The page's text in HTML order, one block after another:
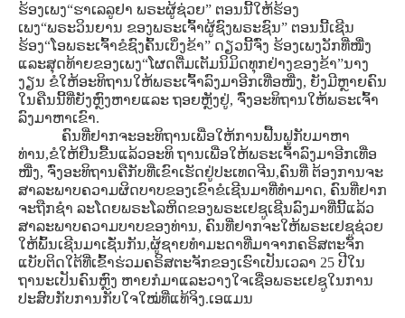
ຮ້ອງເພງ“ຮາເລລູຢາ ພຣະຜູ້ຊ່ວຍ” ຕອນນີ້ໃຫ້ຮ້ອງ
ເພງ“ພຣະວິນຍານ ຂອງພຣະເຈົ້າຜູ້ຊົງພຣະຊົນ” ຕອນນີ້ເຊີນ
ຮ້ອງ“ໂອພຣະເຈົ້າຂໍຊົງຄົ້ນເບິ່ງຂ້າ” ດຽວນີ້ຈົ່ງ ຮ້ອງເພງວັກທີ່ໜື່ງ
ແລະສຸດທ້າຍຂອງເພງ“ໂຜດຕື່ມເຕັມນິມິດທຸກຢ່າງຂອງຂ້າ”ນາງ
ງຽນ ຂໍໃຫ້ອະທິຖານໃຫ້ພຣະເຈົ້າລົງມາອີກເທື່ອໜື່ງ, ຍັງມີຫຼາຍຄົນ
ໃນຄືນນີ້ທີ່ຍັງຫຼົງຫາຍແລະ ຖອຍຫຼັງຢູ່, ຈົ່ງອະທິຖານໃຫ້ພຣະເຈົ້າ
ລົງມາຫາເຂົາ.
ຄົນທີ່ຢາກຈະອະທິຖານເພື່ອໃຫ້ການຟື້ນຟູກັບມາຫາ
ທ່ານ,ຂໍໃຫ້ຢືນຂື້ນແລ້ວອະທິ ຖານເພື່ອໃຫ້ພຣະເຈົ້າລົງມາອີກເທື່ອ
ໜື່ງ, ຈົ່ງອະທິຖານຄືກັບທີ່ເຂົາເຮັດຢູ່ປະເທດຈີນ,ຄົນທີ່ ຕ້ອງການຈະ
ສາລະພາບຄວາມຜິດບາບຂອງເຂົາຂໍເຊີນມາທີ່ທໍາມາດ, ຄົນທີ່ຢາກ
ຈະຖືກຊໍາ ລະໂດຍພຣະໂລຫິດຂອງພຣະເຢຊູເຊີນລົງມາທີ່ນີ້ແລ້ວ
ສາລະພາບຄວາມບາບຂອງທ່ານ, ຄົນທີ່ຢາກຈະໃຫ້ພຣະເຢຊູຊ່ວຍ
ໃຫ້ພົ້ນເຊີນມາເຊັ່ນກັນ,ຜູ້ຊາຍທໍາມະດາທີ່ມາຈາກຄຣິສຕະຈັກ
ແບັບຕິດໃຕ້ທີ່ເຂົ້າຮ່ວມຄຣິສຕະຈັກຂອງເຮົາເປັນເວລາ 25 ປີໃນ
ຖານະເປັນຄົນຫຼົງ ຫາຍກໍມາແລະວາງໃຈເຊື່ອພຣະເຢຊູໃນການ
ປະສົບກັບການກັບໃຈໃໝ່ທີ່ແທ້ຈິງ.ເອແມນ